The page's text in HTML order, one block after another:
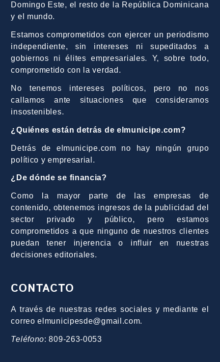
Domingo Este, el resto de la República Dominicana
y el mundo.
Estamos comprometidos con ejercer un periodismo
independiente, sin intereses ni supeditados a
gobiernos ni élites empresariales. Y, sobre todo,
comprometido con la verdad.
No tenemos intereses políticos, pero no nos
callamos ante situaciones que consideramos
insostenibles.
¿Quiénes están detrás de elmunicipe.com?
Detrás de elmunicipe.com no hay ningún grupo
político y empresarial.
¿De dónde se financia?
Como la mayor parte de las empresas de
contenido, obtenemos ingresos de la publicidad del
sector privado y público, pero estamos
comprometidos a que ninguno de nuestros clientes
puedan tener injerencia o influir en nuestras
decisiones editoriales.
CONTACTO
A través de nuestras redes sociales y mediante el
correo elmunicipesde@gmail.com.
Teléfono: 809-263-0053